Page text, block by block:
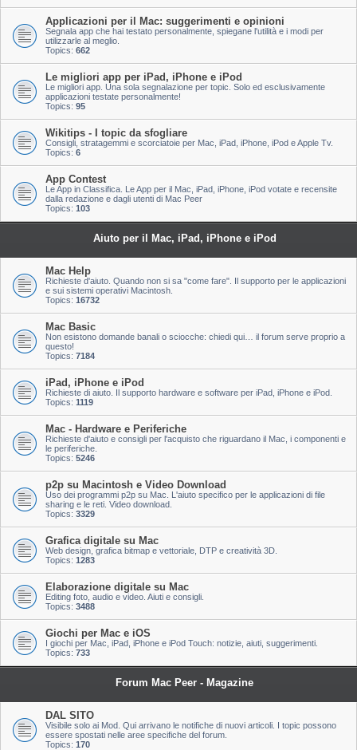
Applicazioni per il Mac: suggerimenti e opinioni
Segnala app che hai testato personalmente, spiegane l'utilità e i modi per
utilizzarle al meglio.
Topics: 662
Le migliori app per iPad, iPhone e iPod
Le migliori app. Una sola segnalazione per topic. Solo ed esclusivamente
applicazioni testate personalmente!
Topics: 95
Wikitips - I topic da sfogliare
Consigli, stratagemmi e scorciatoie per Mac, iPad, iPhone, iPod e Apple Tv.
Topics: 6
App Contest
Le App in Classifica. Le App per il Mac, iPad, iPhone, iPod votate e recensite
dalla redazione e dagli utenti di Mac Peer
Topics: 103
Aiuto per il Mac, iPad, iPhone e iPod
Mac Help
Richieste d'aiuto. Quando non si sa "come fare". Il supporto per le applicazioni
e sui sistemi operativi Macintosh.
Topics: 16732
Mac Basic
Non esistono domande banali o sciocche: chiedi qui… il forum serve proprio a
questo!
Topics: 7184
iPad, iPhone e iPod
Richieste di aiuto. Il supporto hardware e software per iPad, iPhone e iPod.
Topics: 1119
Mac - Hardware e Periferiche
Richieste d'aiuto e consigli per l'acquisto che riguardano il Mac, i componenti e
le periferiche.
Topics: 5246
p2p su Macintosh e Video Download
Uso dei programmi p2p su Mac. L'aiuto specifico per le applicazioni di file
sharing e le reti. Video download.
Topics: 3329
Grafica digitale su Mac
Web design, grafica bitmap e vettoriale, DTP e creatività 3D.
Topics: 1283
Elaborazione digitale su Mac
Editing foto, audio e video. Aiuti e consigli.
Topics: 3488
Giochi per Mac e iOS
I giochi per Mac, iPad, iPhone e iPod Touch: notizie, aiuti, suggerimenti.
Topics: 733
Forum Mac Peer - Magazine
DAL SITO
Visibile solo ai Mod. Qui arrivano le notifiche di nuovi articoli. I topic possono
essere spostati nelle aree specifiche del forum.
Topics: 170